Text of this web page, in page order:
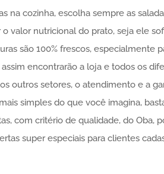
na cozinha, escolha sempre as
valor nutricional do prato, seja ele
são 100% frescos, especialmente
assim encontrarão a loja e todos os
outros setores, o atendimento e a
simples do que você imagina,
com critério de qualidade, do Oba,
super especiais para clientes